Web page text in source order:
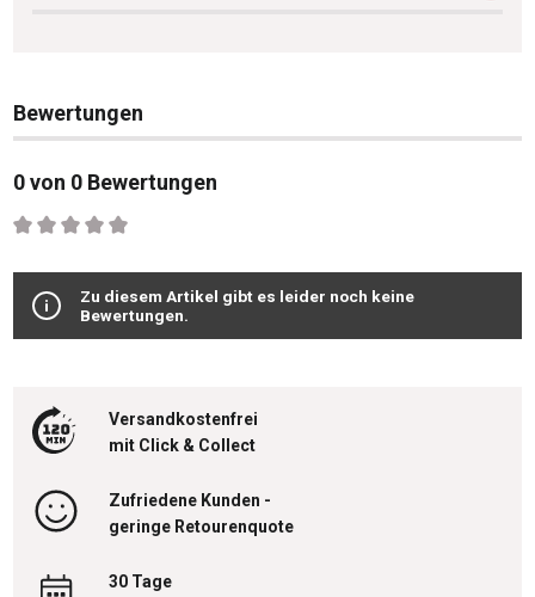
Bewertungen
0 von 0 Bewertungen
Durchschnittliche Bewertung von 0 von 5 Sternen
Zu diesem Artikel gibt es leider noch keine
Bewertungen.
Versandkostenfrei
mit Click & Collect
Zufriedene Kunden -
geringe Retourenquote
30 Tage